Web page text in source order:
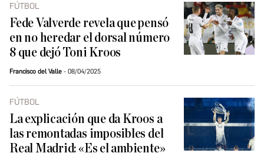
FÚTBOL
Fede Valverde revela que pensó
en no heredar el dorsal número
8 que dejó Toni Kroos
Francisco del Valle 08/04/2025
FÚTBOL
La explicación que da Kroos a
las remontadas imposibles del
Real Madrid: «Es el ambiente»